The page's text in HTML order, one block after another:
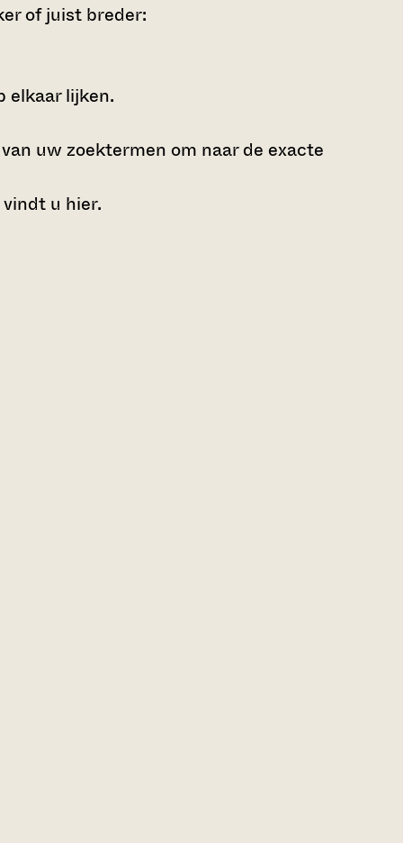
of juist breder:
elkaar lijken.
uw zoektermen om naar de exacte
u hier.